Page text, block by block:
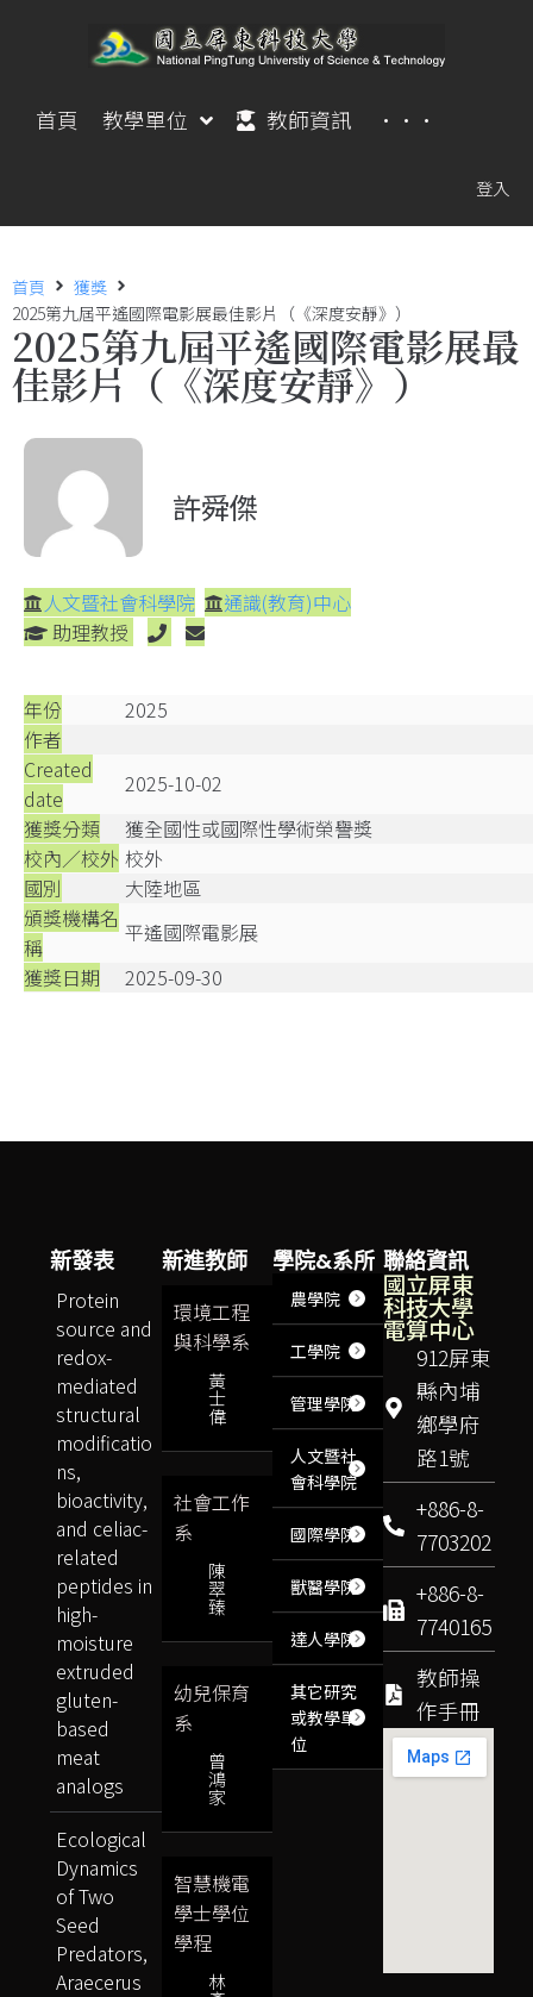
首頁 教學單位 教師資訊 ···
登入
首頁
獲獎
2025第九屆平遙國際電影展最佳影片（《深度安靜》）
2025第九屆平遙國際電影展最
佳影片（《深度安靜》）
許舜傑
人文暨社會科學院
通識(教育)中心
助理教授
年份
2025
作者
Created
date
2025-10-02
獲獎分類
獲全國性或國際性學術榮譽獎
校內／校外 校外
國別
大陸地區
頒獎機構名
稱
平遙國際電影展
獲獎日期
2025-09-30
聯絡資訊
國立屏東
科技大學
電算中心
912屏東
縣內埔
鄉學府
路1號
+886-8-
7703202
+886-8-
7740165
教師操
作手冊
學院&系所
農學院
工學院
管理學院
人文暨社
會科學院
國際學院
獸醫學院
達人學院
其它研究
或教學單
位
新進教師
環境工程
與科學系
黃
士
偉
社會工作
系
陳
翠
臻
幼兒保育
系
曾
鴻
家
智慧機電
學士學位
學程
林
新發表
Protein
source and
redox-
mediated
structural
modificatio
ns,
bioactivity,
and celiac-
related
peptides in
high-
moisture
extruded
gluten-
based
meat
analogs
Ecological
Dynamics
of Two
Seed
Predators,
Araecerus